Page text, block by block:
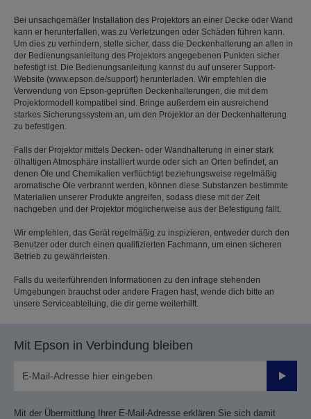
Bei unsachgemäßer Installation des Projektors an einer Decke oder Wand
kann er herunterfallen, was zu Verletzungen oder Schäden führen kann.
Um dies zu verhindern, stelle sicher, dass die Deckenhalterung an allen in
der Bedienungsanleitung des Projektors angegebenen Punkten sicher
befestigt ist. Die Bedienungsanleitung kannst du auf unserer Support-
Website (www.epson.de/support) herunterladen. Wir empfehlen die
Verwendung von Epson-geprüften Deckenhalterungen, die mit dem
Projektormodell kompatibel sind. Bringe außerdem ein ausreichend
starkes Sicherungssystem an, um den Projektor an der Deckenhalterung
zu befestigen.
Falls der Projektor mittels Decken- oder Wandhalterung in einer stark
ölhaltigen Atmosphäre installiert wurde oder sich an Orten befindet, an
denen Öle und Chemikalien verflüchtigt beziehungsweise regelmäßig
aromatische Öle verbrannt werden, können diese Substanzen bestimmte
Materialien unserer Produkte angreifen, sodass diese mit der Zeit
nachgeben und der Projektor möglicherweise aus der Befestigung fällt.
Wir empfehlen, das Gerät regelmäßig zu inspizieren, entweder durch den
Benutzer oder durch einen qualifizierten Fachmann, um einen sicheren
Betrieb zu gewährleisten.
Falls du weiterführenden Informationen zu den infrage stehenden
Umgebungen brauchst oder andere Fragen hast, wende dich bitte an
unsere Serviceabteilung, die dir gerne weiterhilft.
Mit Epson in Verbindung bleiben
Mit der Übermittlung Ihrer E-Mail-Adresse erklären Sie sich damit